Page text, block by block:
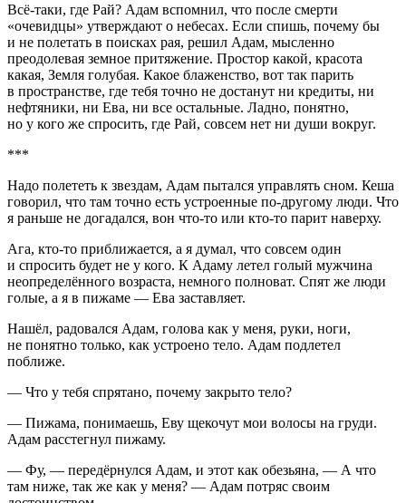
Всё-таки, где Рай? Адам вспомнил, что после смерти
«очевидцы» утверждают о небесах. Если спишь, почему бы
и не полетать в поисках рая, решил Адам, мысленно
преодолевая земное притяжение. Простор какой, красота
какая, Земля голубая. Какое блаженство, вот так парить
в пространстве, где тебя точно не достанут ни кредиты, ни
нефтяники, ни Ева, ни все остальные. Ладно, понятно,
но у кого же спросить, где Рай, совсем нет ни души вокруг.
***
Надо полететь к звездам, Адам пытался управлять сном. Кеша
говорил, что там точно есть устроенные по-другому люди. Что
я раньше не догадался, вон что-то или кто-то парит наверху.
Ага, кто-то приближается, а я думал, что совсем один
и спросить будет не у кого. К Адаму летел голый мужчина
неопределённого возраста, немного полноват. Спят же люди
голые, а я в пижаме — Ева заставляет.
Нашёл, радовался Адам, голова как у меня, руки, ноги,
не понятно только, как устроено тело. Адам подлетел
поближе.
— Что у тебя спрятано, почему закрыто тело?
— Пижама, понимаешь, Еву щекочут мои волосы на груди.
Адам расстегнул пижаму.
— Фу, — передёрнулся Адам, и этот как обезьяна, — А что
там ниже, так же как у меня? — Адам потряс своим